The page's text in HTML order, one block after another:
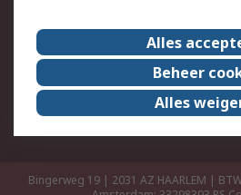
Over RS
RS Group
RS wereldwijd
ESG
Bingerweg 19 | 2031 AZ HAARLEM |
Alles
Beheer
Alles